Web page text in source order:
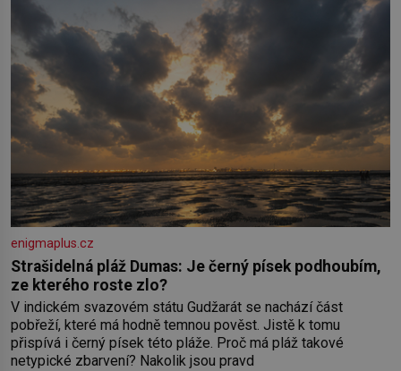
enigmaplus.cz
Strašidelná pláž Dumas: Je černý písek podhoubím,
ze kterého roste zlo?
V indickém svazovém státu Gudžarát se nachází část
pobřeží, které má hodně temnou pověst. Jistě k tomu
přispívá i černý písek této pláže. Proč má pláž takové
netypické zbarvení? Nakolik jsou pravd